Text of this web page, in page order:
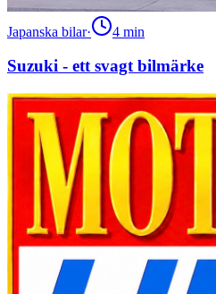
Japanska bilar· 4 min
Suzuki - ett svagt bilmärke